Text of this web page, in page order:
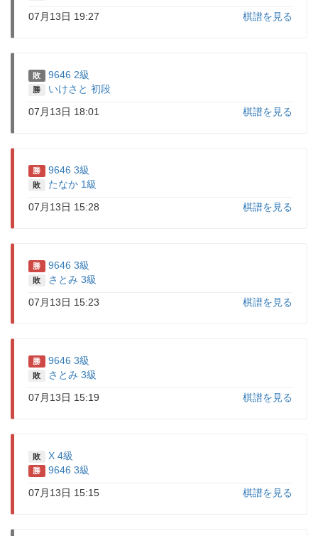
棋譜を見る
07月13日 19:27
敗 9646 2級
勝
いけさと 初段
棋譜を見る
07月13日 18:01
勝 9646 3級
敗
たなか 1級
棋譜を見る
07月13日 15:28
勝 9646 3級
敗
さとみ 3級
棋譜を見る
07月13日 15:23
勝 9646 3級
敗
さとみ 3級
棋譜を見る
07月13日 15:19
敗 X 4級
勝
9646 3級
棋譜を見る
07月13日 15:15